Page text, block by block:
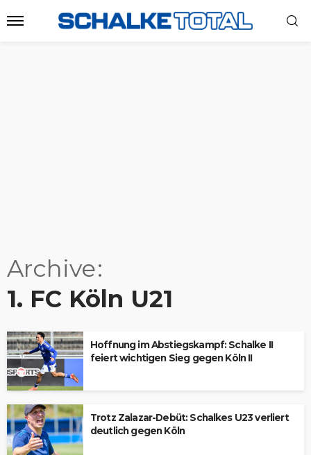
Archive
1. FC Köln U21
Hoffnung im Abstiegskampf: Schalke II
feiert wichtigen Sieg gegen Köln II
Trotz Zalazar-Debüt: Schalkes U23 verliert
deutlich gegen Köln